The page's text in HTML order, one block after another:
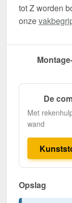
tot Z worden
onze
De
Met
wand
Opslag